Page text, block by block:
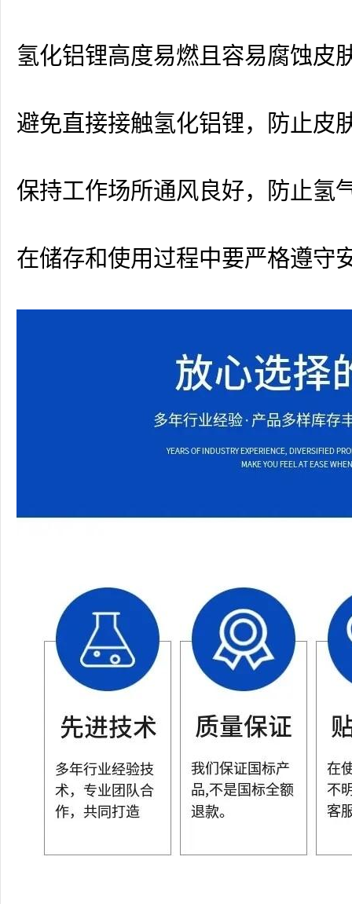
氢化铝锂高度易燃且容易腐蚀皮
避免直接接触氢化铝锂，防止皮
保持工作场所通风良好，防止氢
在储存和使用过程中要严格遵守